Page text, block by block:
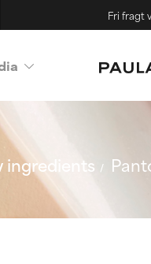
Fri fragt
ingredients